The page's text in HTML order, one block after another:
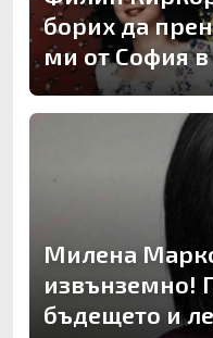
борих да
ми от София
Милена
извънземно!
бъдещето и